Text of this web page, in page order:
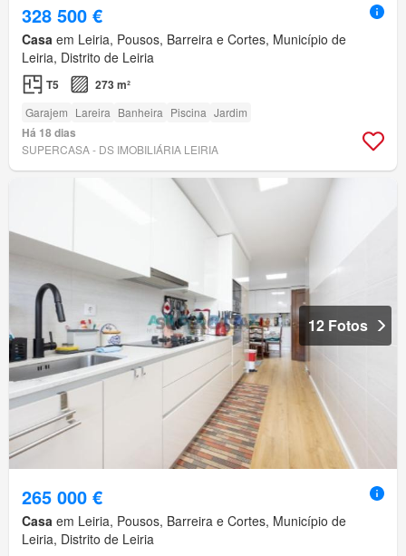
328 500 €
Casa em Leiria, Pousos, Barreira e Cortes, Município de
Leiria, Distrito de Leiria
T5 273 m²
Garajem Lareira Banheira Piscina Jardim
Há 18 dias
SUPERCASA - DS IMOBILIÁRIA LEIRIA
12 Fotos
265 000 €
Casa em Leiria, Pousos, Barreira e Cortes, Município de
Leiria, Distrito de Leiria